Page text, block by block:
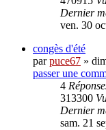
Dernier
ven. 30
congès d'été
parpuce67 »
passer une
4
313300
Dernier
sam. 21